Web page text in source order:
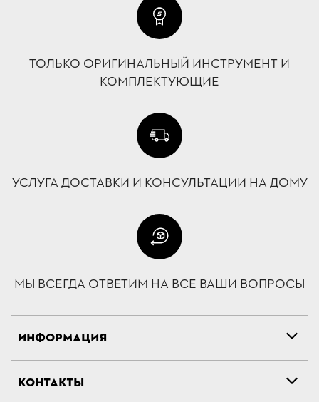
ТОЛЬКО ОРИГИНАЛЬНЫЙ ИНСТРУМЕНТ И
КОМПЛЕКТУЮЩИЕ
УСЛУГА ДОСТАВКИ И КОНСУЛЬТАЦИИ НА ДОМУ
МЫ ВСЕГДА ОТВЕТИМ НА ВСЕ ВАШИ ВОПРОСЫ
ИНФОРМАЦИЯ
КОНТАКТЫ